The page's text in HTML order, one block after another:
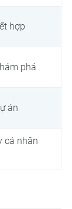
hợp
phá
án
cá nhân